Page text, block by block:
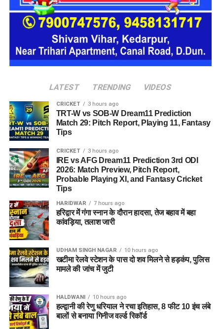
34 हजार भर्तियां, रोजगार बड़ी उपलब्धि
धामी सरकार अपने साढ़े चार साल के कार्यकाल में रिकॉर्ड 34 हजार से
अधिक युवाओं को सरकारी नौकरी प्रदान कर चुकी है। प्रदेश में वर्ष 2024
से सख्त नकल विरोधी कानून लागू होने के बाद भर्ती प्रक्रिया ना सिर्फ
पारदर्शी तरीके से सम्पन्न हो रही है, बल्कि निर्बाध भर्ती होने से आवेदन से
लेकर नियुक्ति तक का औसत समय भी घट गया है। इस तरह सरकार चुनाव
में रोजगार को बड़ी उपलब्धि की तरह पेश करने की तैयारी कर रही है।
बेरोजगारी की समस्या को खत्म करने का
प्रयास कर रही सरकार
सीएम धामी ने कहा है कि पहले दिन से ही बेरोजगारी की समस्या को खत्म
करने का प्रयास कर रही है। इसी क्रम में हमने सरकारी विभागों में रिक्त
पदों को अभियान चलाकर भरने का काम किया है, जिसके फलस्वरूप विगत
साढ़े चार वर्षों में 34 हजार से अधिक युवाओं को सरकारी नौकरी मिल चुकी
है। आने वाले महीनों में भी विभिन्न विभागों में हजारों पदों पर भर्ती प्रक्रिया
आगे बढ़ाई जाएगी, ताकि योग्य युवाओं को अधिक अवसर मिल सकें और राज्य
LATEST TRENDING VIDEOS
CRICKET 3 hours ago
TRT-W vs SOB-W Dream11 Prediction
Match 29: Pitch Report, Playing 11, Fantasy
Tips
CRICKET 3 hours ago
IRE vs AFG Dream11 Prediction 3rd ODI
2026: Match Preview, Pitch Report,
Probable Playing XI, and Fantasy Cricket
Tips
HARIDWAR 7 hours ago
हरिद्वार में गंगा स्नान के दौरान हादसा, तेज बहाव में बहा
कांवड़िया, तलाश जारी
UDHAM SINGH NAGAR 10 hours ago
खटीमा रेलवे स्टेशन के पास दो शव मिलने से हड़कंप, पुलिस
मामले की जांच में जुटी
HALDWANI 10 hours ago
हल्द्वानी की रेणु धरियाल ने रचा इतिहास, 8 फीट 10 इंच लंबे
बालों से बनाया गिनीज वर्ल्ड रिकॉर्ड